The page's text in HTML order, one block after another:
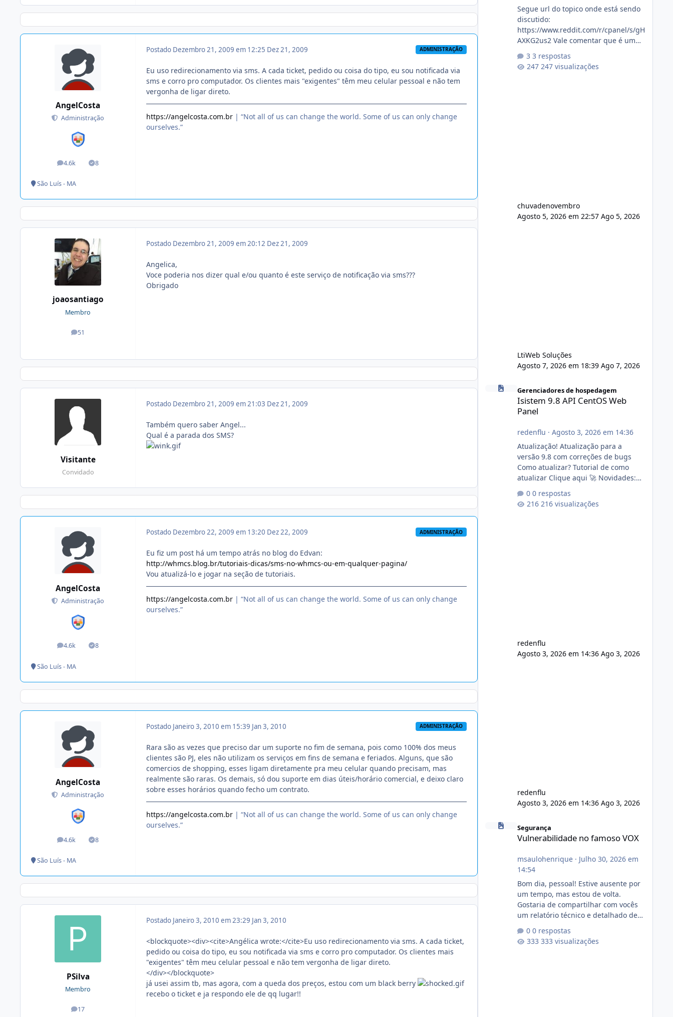
AngelCosta
Administração
4.6k
posts 8
Soluções
São Luís - MA
Postado Dezembro 21, 2009 em 12:25 Dez 21, 2009 ADMINISTRAÇÃO
Eu uso redirecionamento via sms. A cada ticket, pedido ou coisa do tipo, eu sou notificada via
sms e corro pro computador. Os clientes mais "exigentes" têm meu celular pessoal e não tem
vergonha de ligar direto.
https://angelcosta.com.br | “Not all of us can change the world. Some of us can only change
ourselves.”
joaosantiago
Membro
51
posts
Postado Dezembro 21, 2009 em 20:12 Dez 21, 2009
Angelica,
Voce poderia nos dizer qual e/ou quanto é este serviço de notificação via sms???
Obrigado
Visitante
Convidado
Postado Dezembro 21, 2009 em 21:03 Dez 21, 2009
Também quero saber Angel...
Qual é a parada dos SMS?
AngelCosta
Administração
4.6k
posts 8
Soluções
São Luís - MA
Postado Dezembro 22, 2009 em 13:20 Dez 22, 2009 ADMINISTRAÇÃO
Eu fiz um post há um tempo atrás no blog do Edvan:
http://whmcs.blog.br/tutoriais-dicas/sms-no-whmcs-ou-em-qualquer-pagina/
Vou atualizá-lo e jogar na seção de tutoriais.
https://angelcosta.com.br | “Not all of us can change the world. Some of us can only change
ourselves.”
AngelCosta
Administração
4.6k
posts 8
Soluções
São Luís - MA
Postado Janeiro 3, 2010 em 15:39 Jan 3, 2010 ADMINISTRAÇÃO
Rara são as vezes que preciso dar um suporte no fim de semana, pois como 100% dos meus
clientes são PJ, eles não utilizam os serviços em fins de semana e feriados. Alguns, que são
comercios de shopping, esses ligam diretamente pra meu celular quando precisam, mas
realmente são raras. Os demais, só dou suporte em dias úteis/horário comercial, e deixo claro
sobre esses horários quando fecho um contrato.
https://angelcosta.com.br | “Not all of us can change the world. Some of us can only change
ourselves.”
PSilva
Membro
17
posts
Postado Janeiro 3, 2010 em 23:29 Jan 3, 2010
<blockquote><div><cite>Angélica wrote:</cite>Eu uso redirecionamento via sms. A cada ticket,
pedido ou coisa do tipo, eu sou notificada via sms e corro pro computador. Os clientes mais
"exigentes" têm meu celular pessoal e não tem vergonha de ligar direto.
</div></blockquote>
já usei assim tb, mas agora, com a queda dos preços, estou com um black berry
recebo o ticket e ja respondo ele de qq lugar!!
Segue url do topico onde está sendo
discutido:
https://www.reddit.com/r/cpanel/s/gH
AXKG2us2 Vale comentar que é um
pegada no da.
3 respostas
247 visualizações
chuvadenovembro
Agosto 5, 2026 em 22:57 Ago 5, 2026
LtiWeb Soluções
Agosto 7, 2026 em 18:39 Ago 7, 2026
Isistem 9.8 API CentOS Web Panel
Gerenciadores de hospedagem
Isistem 9.8 API CentOS Web
Panel
redenflu · Agosto 3, 2026 em 14:36
Atualização! Atualização para a
versão 9.8 com correções de bugs
Como atualizar? Tutorial de como
atualizar Clique aqui 🚀 Novidades:
publico para consulta de sub.dominio
autorizado a usasr o isistem:
0 respostas
216 visualizações
redenflu
Agosto 3, 2026 em 14:36 Ago 3, 2026
redenflu
Agosto 3, 2026 em 14:36 Ago 3, 2026
Vulnerabilidade no famoso VOX
Segurança
Vulnerabilidade no famoso VOX
msaulohenrique· Julho 30, 2026 em
14:54
Bom dia, pessoal! Estive ausente por
um tempo, mas estou de volta.
Gostaria de compartilhar com vocês
um relatório técnico e detalhado de
conformidade referente
ao VOXPANEL (versão atualmente em
0 respostas
333 visualizações